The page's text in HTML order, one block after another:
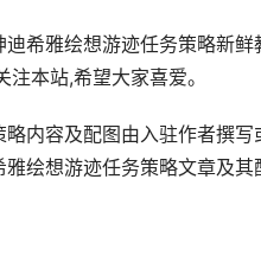
希雅绘想游迹任务策略新
本站,希望大家喜爱。
内容及配图由入驻作者撰
绘想游迹任务策略文章及